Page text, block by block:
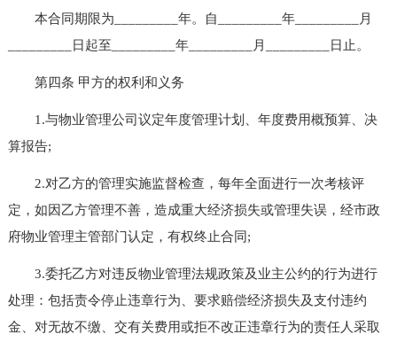
本合同期限为_________年。自_________年_________月
_________日起至_________年_________月_________日止。
第四条 甲方的权利和义务
1.与物业管理公司议定年度管理计划、年度费用概预算、决
算报告;
2.对乙方的管理实施监督检查，每年全面进行一次考核评
定，如因乙方管理不善，造成重大经济损失或管理失误，经市政
府物业管理主管部门认定，有权终止合同;
3.委托乙方对违反物业管理法规政策及业主公约的行为进行
处理：包括责令停止违章行为、要求赔偿经济损失及支付违约
金、对无故不缴、交有关费用或拒不改正违章行为的责任人采取